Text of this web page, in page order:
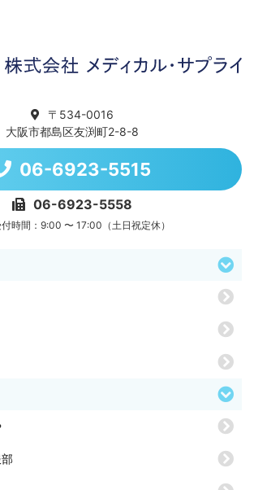
〒534-0016
大阪市都島区友渕町2-8-8
06-6923-5515
06-6923-5558
時間：9:00 〜 17:00（土日祝定休）